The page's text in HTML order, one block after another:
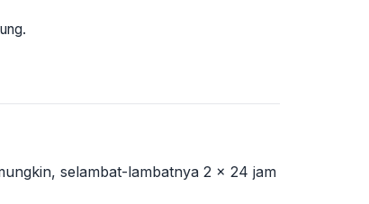
selambat-lambatnya 2 × 24 jam